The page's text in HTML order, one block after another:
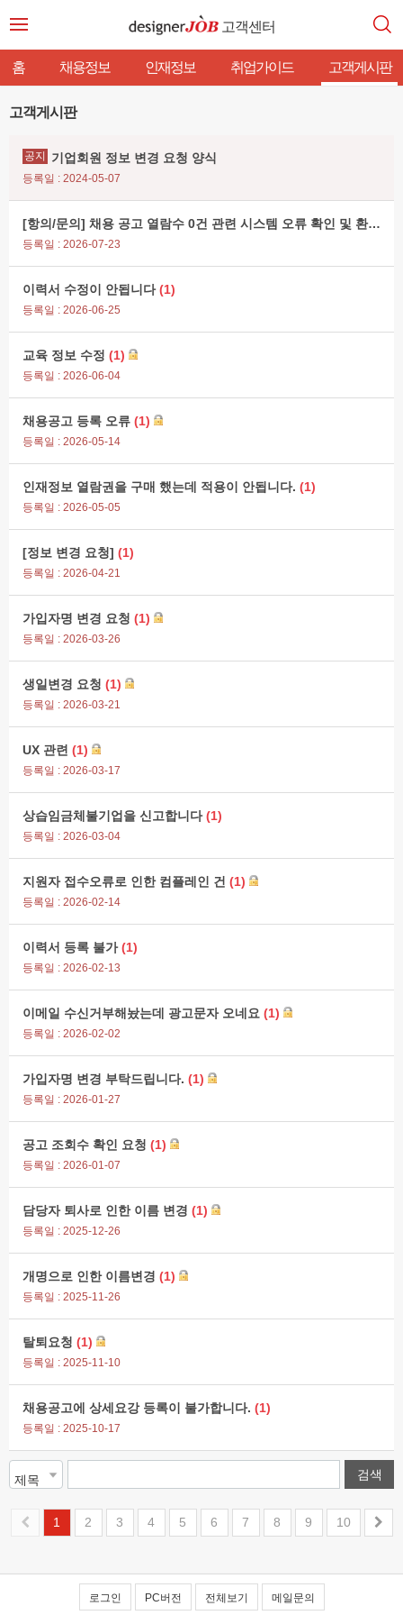
고객센터
홈 채용정보 인재정보 취업가이드 고객게시판
고객게시판
공지 기업회원 정보 변경 요청 양식
등록일 : 2024-05-07
[항의/문의] 채용 공고 열람수 0건 관련 시스템 오류 확인 및 환불/보상 요청
등록일 : 2026-07-23
이력서 수정이 안됩니다(1)
등록일 : 2026-06-25
교육 정보 수정 (1)
등록일 : 2026-06-04
채용공고 등록 오류 (1)
등록일 : 2026-05-14
인재정보 열람권을 구매 했는데 적용이 안됩니다. (1)
등록일 : 2026-05-05
[정보 변경 요청] (1)
등록일 : 2026-04-21
가입자명 변경 요청 (1)
등록일 : 2026-03-26
생일변경 요청 (1)
등록일 : 2026-03-21
UX 관련 (1)
등록일 : 2026-03-17
상습임금체불기업을 신고합니다(1)
등록일 : 2026-03-04
지원자 접수오류로 인한 컴플레인 건 (1)
등록일 : 2026-02-14
이력서 등록 불가(1)
등록일 : 2026-02-13
이메일 수신거부해놨는데 광고문자 오네요 (1)
등록일 : 2026-02-02
가입자명 변경 부탁드립니다. (1)
등록일 : 2026-01-27
공고 조회수 확인 요청 (1)
등록일 : 2026-01-07
담당자 퇴사로 인한 이름 변경 (1)
등록일 : 2025-12-26
개명으로 인한 이름변경 (1)
등록일 : 2025-11-26
탈퇴요청 (1)
등록일 : 2025-11-10
채용공고에 상세요강 등록이 불가합니다. (1)
등록일 : 2025-10-17
1 2 3 4 5 6 7 8 9 10
로그인 PC버전 전체보기 메일문의